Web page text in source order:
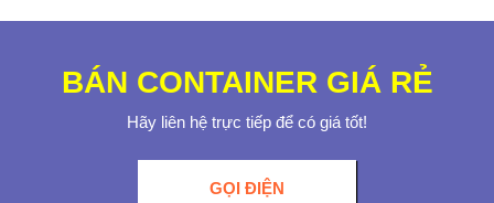
GỌI ĐIỆN
BÁN CONTAINER GIÁ RẺ
Hãy liên hệ trực tiếp để có giá tốt!